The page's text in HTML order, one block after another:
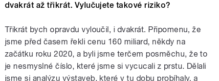
dvakrát až třikrát. Vylučujete takové riziko?
Třikrát bych opravdu vyloučil, i dvakrát. Připomenu, že
jsme před časem řekli cenu 160 miliard, někdy na
začátku roku 2020, a byli jsme terčem posměchu, že to
je nesmyslné číslo, které jsme si vycucali z prstu. Dělali
jsme si analýzu výstaveb, které v tu dobu probíhaly, a